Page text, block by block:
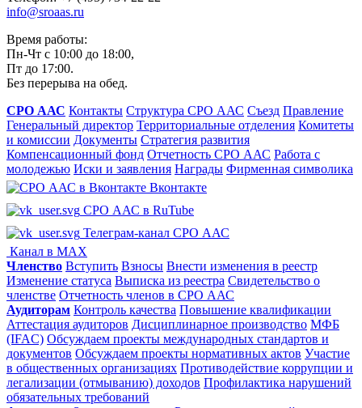
info@sroaas.ru
Время работы:
Пн-Чт с 10:00 до 18:00,
Пт до 17:00.
Без перерыва на обед.
СРО ААС Контакты Структура СРО ААС Съезд Правление
Генеральный директор Территориальные отделения Комитеты
и комиссии Документы Стратегия развития
Компенсационный фонд Отчетность СРО ААС Работа с
молодежью Иски и заявления Награды Фирменная символика
Вконтакте
СРО ААС в RuTube
Телеграм-канал СРО ААС
Канал в MAX
Членство Вступить Взносы Внести изменения в реестр
Изменение статуса Выписка из реестра Свидетельство о
членстве Отчетность членов в СРО ААС
Аудиторам Контроль качества Повышение квалификации
Аттестация аудиторов Дисциплинарное производство МФБ
(IFAC) Обсуждаем проекты международных стандартов и
документов Обсуждаем проекты нормативных актов Участие
в общественных организациях Противодействие коррупции и
легализации (отмыванию) доходов Профилактика нарушений
обязательных требований